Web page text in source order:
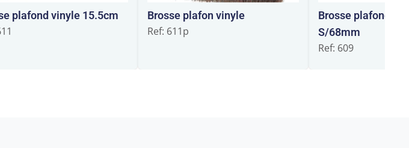
plafond vinyle 15.5cm Brosse plafon vinyle
Ref: 611p
Brosse plafond
S/68mm
Ref: 609